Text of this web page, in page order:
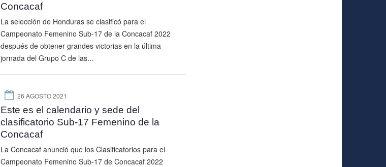
Concacaf
La selección de Honduras se clasificó para el
Campeonato Femenino Sub-17 de la Concacaf 2022
después de obtener grandes victorias en la última
jornada del Grupo C de las...
26 AGOSTO 2021
Este es el calendario y sede del
clasificatorio Sub-17 Femenino de la
Concacaf
La Concacaf anunció que los Clasificatorios para el
Campeonato Femenino Sub-17 de Concacaf 2022